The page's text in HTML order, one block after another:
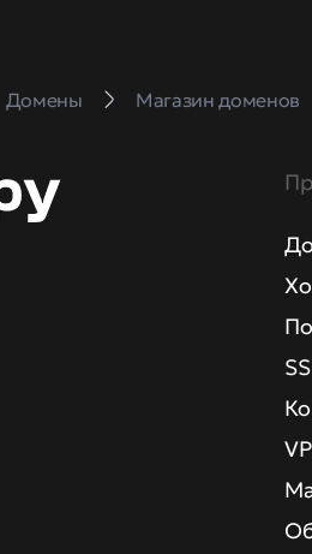
Домены Магазин доменов